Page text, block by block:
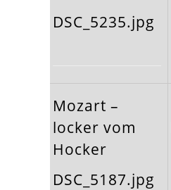
DSC_5235.jpg
Mozart –
locker vom
Hocker
DSC_5187.jpg